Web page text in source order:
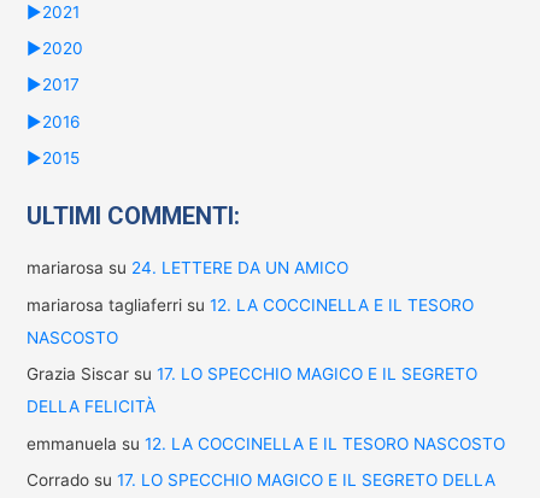
►2021
►2020
►2017
►2016
►2015
ULTIMI COMMENTI:
mariarosa su 24. LETTERE DA UN AMICO
mariarosa tagliaferrisu 12. LA COCCINELLA E IL TESORO
NASCOSTO
Grazia Siscarsu 17. LO SPECCHIO MAGICO E IL SEGRETO
DELLA FELICITÀ
emmanuela su 12. LA COCCINELLA E IL TESORO NASCOSTO
Corradosu 17. LO SPECCHIO MAGICO E IL SEGRETO DELLA